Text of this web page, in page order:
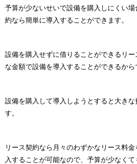
予算が少ないせいで設備を購入しにくい
約なら簡単に導入することができます。
設備を購入せずに借りることができるリ
な金額で設備を導入することができるから
設備を購入して導入しようとすると大き
す。
リース契約なら月々のわずかなリース料
入することが可能なので、予算が少なく